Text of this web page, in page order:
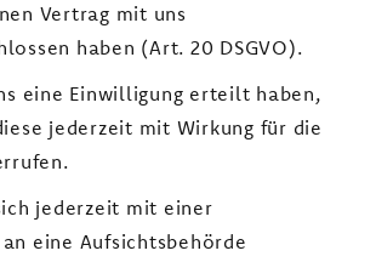
Vertrag mit uns
haben (Art. 20 DSGVO).
eine Einwilligung erteilt haben,
jederzeit mit Wirkung für die
jederzeit mit einer
eine Aufsichtsbehörde